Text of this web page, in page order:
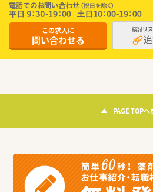
この求人に
問い合わせる
検討リ
PAGE TOPへ